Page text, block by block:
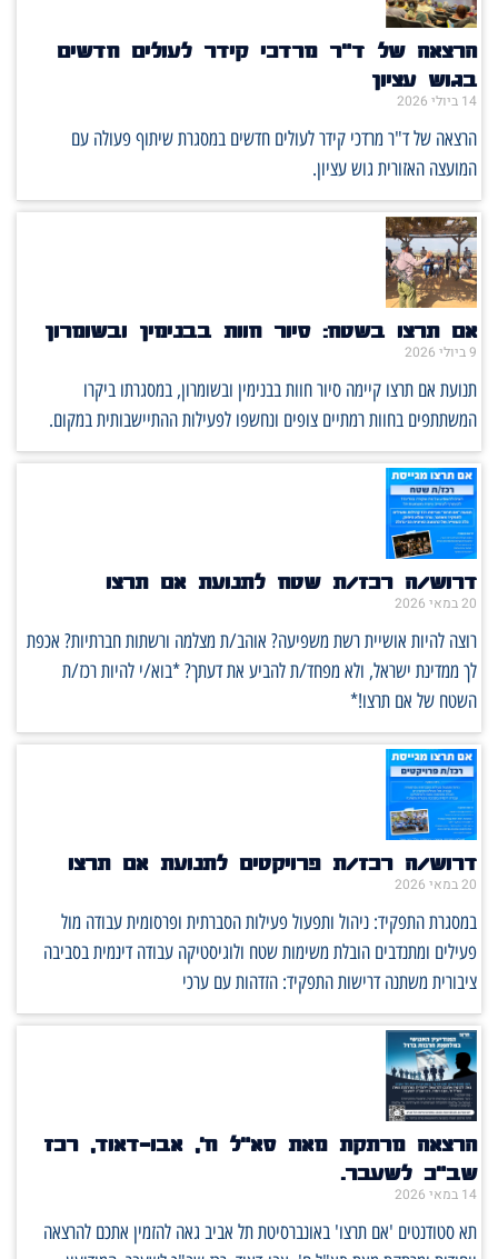
הרצאה של ד"ר מרדכי קידר לעולים חדשים
בגוש עציון
14 ביולי 2026
הרצאה של ד"ר מרדכי קידר לעולים חדשים במסגרת שיתוף פעולה עם
המועצה האזורית גוש עציון.
אם תרצו בשטח: סיור חוות בבנימין ובשומרון
9 ביולי 2026
תנועת אם תרצו קיימה סיור חוות בבנימין ובשומרון, במסגרתו ביקרו
המשתתפים בחוות רמתיים צופים ונחשפו לפעילות ההתיישבותית במקום.
דרוש/ה רכז/ת שטח לתנועת אם תרצו
20 במאי 2026
רוצה להיות אושיית רשת משפיעה? אוהב/ת מצלמה ורשתות חברתיות? אכפת
לך ממדינת ישראל, ולא מפחד/ת להביע את דעתך? *בוא/י להיות רכז/ת
השטח של אם תרצו!*
דרוש/ה רכז/ת פרויקטים לתנועת אם תרצו
20 במאי 2026
במסגרת התפקיד: ניהול ותפעול פעילות הסברתית ופרסומית עבודה מול
פעילים ומתנדבים הובלת משימות שטח ולוגיסטיקה עבודה דינמית בסביבה
ציבורית משתנה דרישות התפקיד: הזדהות עם ערכי
הרצאה מרתקת מאת סא"ל ח', אבו-דאוד, רכז
שב"כ לשעבר.
14 במאי 2026
תא סטודנטים 'אם תרצו' באונברסיטת תל אביב גאה להזמין אתכם להרצאה